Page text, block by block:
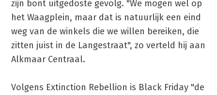
zijn bont uitgedoste gevolg. "We mogen wel op
het Waagplein, maar dat is natuurlijk een eind
weg van de winkels die we willen bereiken, die
zitten juist in de Langestraat", zo verteld hij aan
Alkmaar Centraal.
Volgens Extinction Rebellion is Black Friday "de